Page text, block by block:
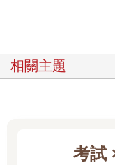
相關主題
考試